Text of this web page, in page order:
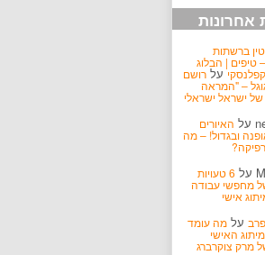
אחרונות
ברשתות
טיפים | הבלוג
על רושם
– "המראה
ישראל ישראלי
על האיורים
ובגדול! – מה
על 6 טעויות
מחפשי עבודה
אישי
על מה עומד
האישי
מרק צוקרברג